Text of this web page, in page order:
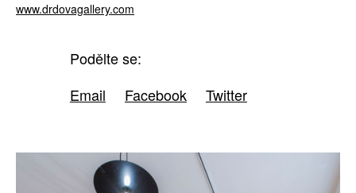
www.drdovagallery.com
Podělte se:
Email
Facebook Twitter